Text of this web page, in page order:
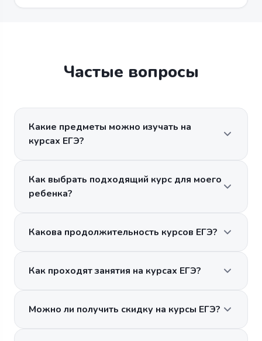
Частые вопросы
Какие предметы можно изучать на
курсах ЕГЭ?
Как выбрать подходящий курс для моего
ребенка?
Какова продолжительность курсов ЕГЭ?
Как проходят занятия на курсах ЕГЭ?
Можно ли получить скидку на курсы ЕГЭ?